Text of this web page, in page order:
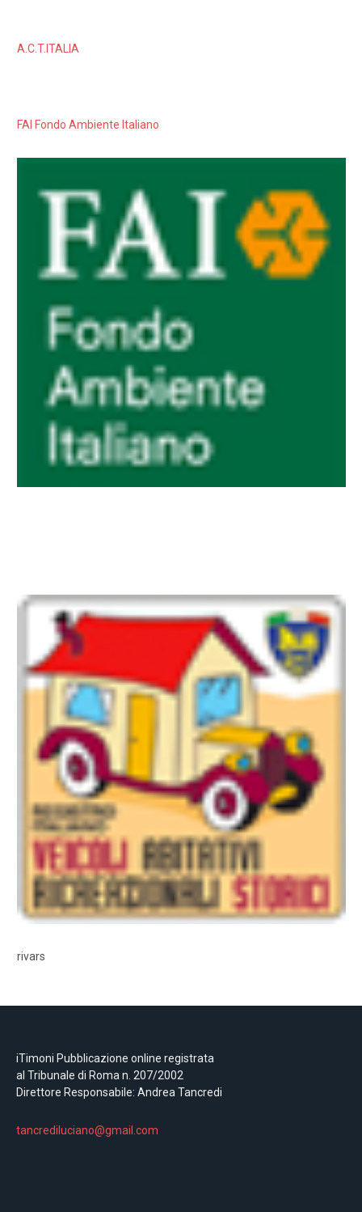
A.C.T.ITALIA
FAI Fondo Ambiente Italiano
rivars
iTimoni Pubblicazione online registrata
al Tribunale di Roma n. 207/2002
Direttore Responsabile: Andrea Tancredi
tancrediluciano@gmail.com